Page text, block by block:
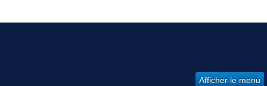
Afficher le menu